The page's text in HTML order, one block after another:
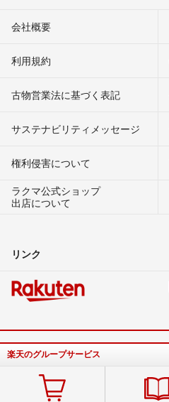
会社概要
利用規約
古物営業法に基づく表記
サステナビリティメッセージ
権利侵害について
ラクマ公式ショップ
出店について
リンク
楽天のグループサービス